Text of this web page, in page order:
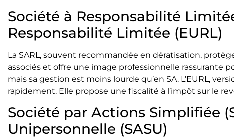
Société à Responsabilité
Responsabilité Limitée (EURL)
La SARL, souvent recommandée en dératisation,
associés et offre une image professionnelle rassurante
mais sa gestion est moins lourde qu’en SA. L’EURL,
rapidement. Elle propose une fiscalité à l’impôt sur le
Société par Actions Simplifiée
Unipersonnelle (SASU)